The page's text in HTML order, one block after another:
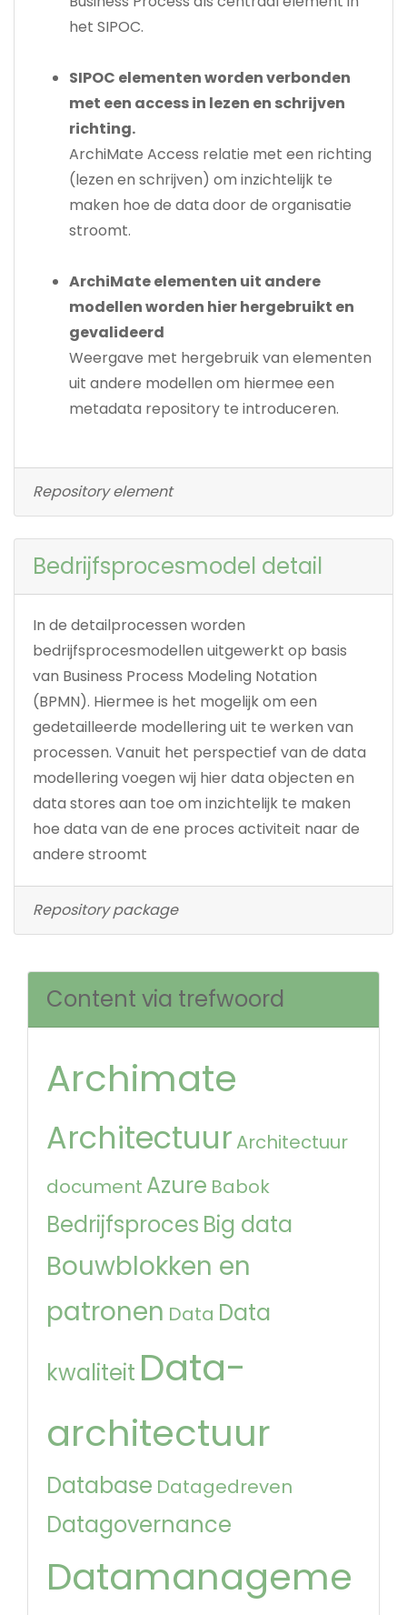
het SIPOC.
SIPOC elementen worden verbonden
met een access in lezen en schrijven
richting.
ArchiMate Access relatie met een richting
(lezen en schrijven) om inzichtelijk te
maken hoe de data door de organisatie
stroomt.
ArchiMate elementen uit andere
modellen worden hier hergebruikt en
gevalideerd
Weergave met hergebruik van elementen
uit andere modellen om hiermee een
metadata repository te introduceren.
Repository element
Bedrijfsprocesmodel detail
In de detailprocessen worden
bedrijfsprocesmodellen uitgewerkt op basis
van Business Process Modeling Notation
(BPMN). Hiermee is het mogelijk om een
gedetailleerde modellering uit te werken van
processen. Vanuit het perspectief van de data
modellering voegen wij hier data objecten en
data stores aan toe om inzichtelijk te maken
hoe data van de ene proces activiteit naar de
andere stroomt
Repository package
Content via trefwoord
Archimate
Architectuur Architectuur
document Azure Babok
Bedrijfsproces Big data
Bouwblokken en
patronen Data Data
kwaliteit Data-
architectuur
Database Datagedreven
Datagovernance
Datamanageme